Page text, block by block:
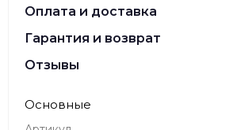
Оплата и доставка
Гарантия и возврат
Отзывы
Основные